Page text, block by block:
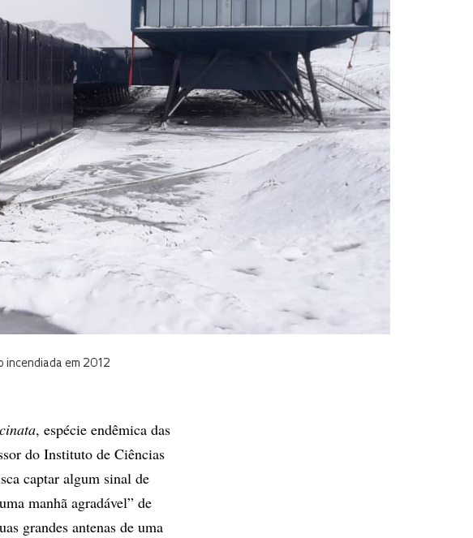
incendiada em 2012
, espécie endêmica das
do Instituto de Ciências
captar algum sinal de
manhã agradável” de
grandes antenas de uma